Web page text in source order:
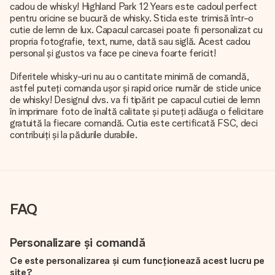
cadou de whisky! Highland Park 12 Years este cadoul perfect
pentru oricine se bucură de whisky. Sticla este trimisă într-o
cutie de lemn de lux. Capacul carcasei poate fi personalizat cu
propria fotografie, text, nume, dată sau siglă. Acest cadou
personal și gustos va face pe cineva foarte fericit!
Diferitele whisky-uri nu au o cantitate minimă de comandă,
astfel puteți comanda ușor și rapid orice număr de sticle unice
de whisky! Designul dvs. va fi tipărit pe capacul cutiei de lemn
în imprimare foto de înaltă calitate și puteți adăuga o felicitare
gratuită la fiecare comandă. Cutia este certificată FSC, deci
contribuiți și la pădurile durabile.
FAQ
Personalizare și comandă
Ce este personalizarea și cum funcționează acest lucru pe
site?